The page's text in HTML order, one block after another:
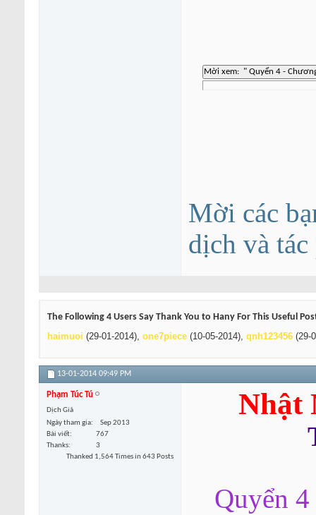
Mời các
dịch và
The Following 4 Users Say Thank You to Hany For This Useful
haimuoi (29-01-2014), one7piece (10-05-2014), qnh123456 (29-
13-01-2014 09:49 PM
Phạm Túc Tú
Dịch Giả
Ngày tham gia
Sep 2013
Bài viết
767
Thanks
3
Thanked 1,564 Times in 643 Posts
Nhật
Quyển